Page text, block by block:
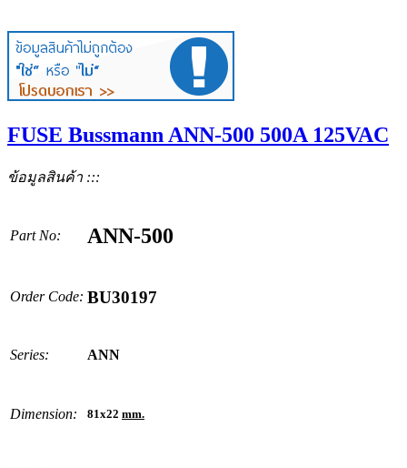
FUSE Bussmann ANN-500 500A 125VAC
ข้อมูลสินค้า :::
Part No: ANN-500
Order Code: BU30197
Series: ANN
Dimension: 81x22 mm.